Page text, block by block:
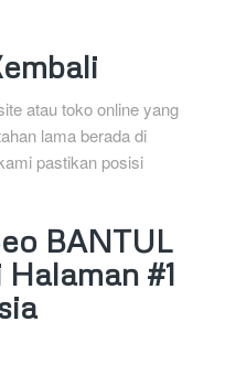
atau toko online yang
lama berada di
pastikan posisi
BANTUL
#1